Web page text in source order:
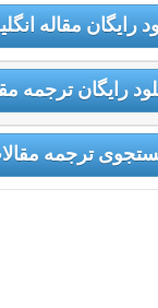
رایگان مقاله
رایگان ترجمه
ترجمه